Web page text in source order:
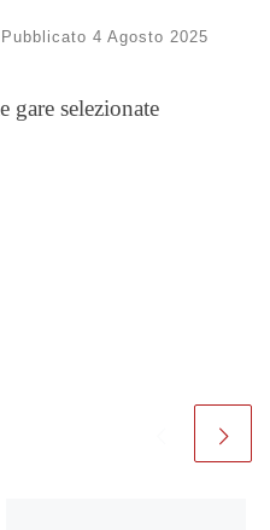
Pubblicato 4 Agosto 2025
gare selezionate